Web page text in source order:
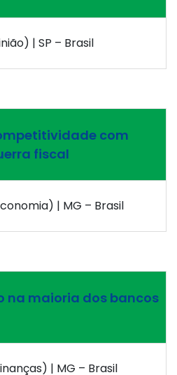
| SP – Brasil
com
fiscal
| MG – Brasil
na maioria dos bancos
| MG – Brasil